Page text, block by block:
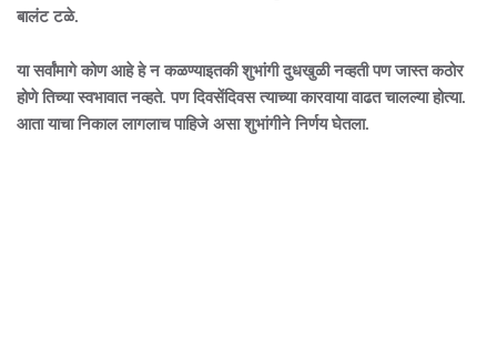
बालंट टळे.
या सर्वांमागे कोण आहे हे न कळण्याइतकी शुभांगी दुधखुळी नव्हती पण जास्त कठोर
होणे तिच्या स्वभावात नव्हते. पण दिवसेंदिवस त्याच्या कारवाया वाढत चालल्या होत्या.
आता याचा निकाल लागलाच पाहिजे असा शुभांगीने निर्णय घेतला.